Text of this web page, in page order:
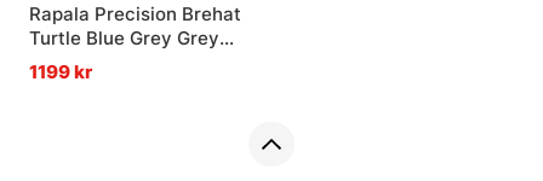
Rapala Precision Brehat
Turtle Blue Grey Grey
Blue Mirror
1199 kr